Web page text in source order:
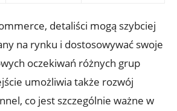
detaliści mogą szybciej
na rynku i dostosowywać swoje
oczekiwań różnych grup
umożliwia także rozwój
⁤co⁤ jest ⁤szczególnie⁢ ważne ‍w